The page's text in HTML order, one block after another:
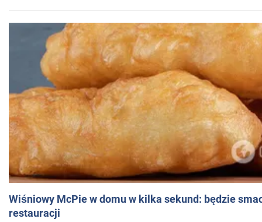
Wiśniowy McPie w domu w kilka sekund: będzie
restauracji